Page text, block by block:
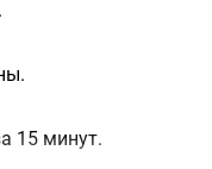
15 минут.